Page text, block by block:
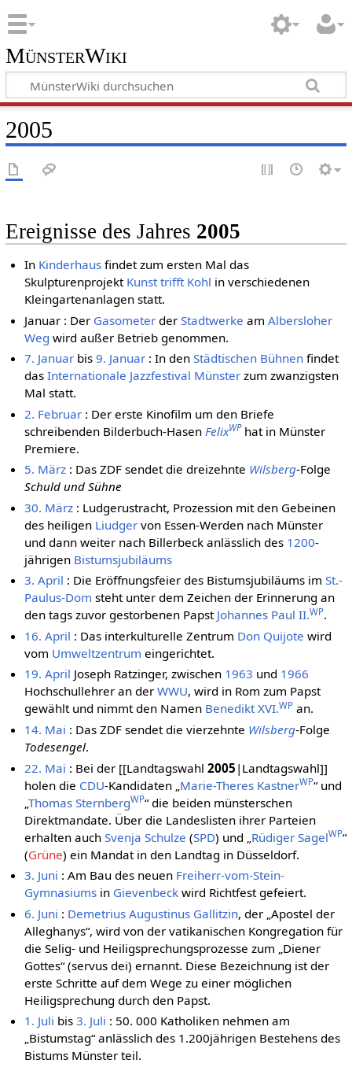
MünsterWiki
2005
Ereignisse des Jahres 2005
In Kinderhaus findet zum ersten Mal das
Skulpturenprojekt Kunst trifft Kohl in verschiedenen
Kleingartenanlagen statt.
Januar : Der Gasometer derStadtwerke amAlbersloher
Weg wird außer Betrieb genommen.
7. Januar bis9. Januar : In denStädtischen Bühnen findet
dasInternationale Jazzfestival Münster zum zwanzigsten
Mal statt.
2. Februar : Der erste Kinofilm um den Briefe
schreibenden Bilderbuch-Hasen FelixWPhat in Münster
Premiere.
5. März : Das ZDF sendet die dreizehnte Wilsberg-Folge
Schuld und Sühne
30. März : Ludgerustracht, Prozession mit den Gebeinen
des heiligen Liudger von Essen-Werden nach Münster
und dann weiter nach Billerbeck anlässlich des 1200-
jährigen Bistumsjubiläums
3. April : Die Eröffnungsfeier des Bistumsjubiläums imSt.-
Paulus-Dom steht unter dem Zeichen der Erinnerung an
den tags zuvor gestorbenen Papst Johannes Paul II.WP.
16. April : Das interkulturelle Zentrum Don Quijote wird
vom Umweltzentrum eingerichtet.
19. April Joseph Ratzinger, zwischen 1963 und 1966
Hochschullehrer an derWWU, wird in Rom zum Papst
gewählt und nimmt den Namen Benedikt XVI.WP an.
14. Mai : Das ZDF sendet die vierzehnte Wilsberg-Folge
Todesengel.
22. Mai : Bei der [[Landtagswahl2005 |Landtagswahl]]
holen die CDU-Kandidaten „ Marie-Theres KastnerWP“ und
„Thomas SternbergWP“ die beiden münsterschen
Direktmandate. Über die Landeslisten ihrer Parteien
erhalten auchSvenja Schulze (SPD) und „ Rüdiger SagelWP“
(Grüne) ein Mandat in den Landtag in Düsseldorf.
3. Juni : Am Bau des neuen Freiherr-vom-Stein-
Gymnasiums in Gievenbeck wird Richtfest gefeiert.
6. Juni : Demetrius Augustinus Gallitzin, der „Apostel der
Alleghanys“, wird von der vatikanischen Kongregation für
die Selig- und Heiligsprechungsprozesse zum „Diener
Gottes“ (servus dei) ernannt. Diese Bezeichnung ist der
erste Schritte auf dem Wege zu einer möglichen
Heiligsprechung durch den Papst.
1. Juli bis3. Juli : 50. 000 Katholiken nehmen am
„Bistumstag“ anlässlich des 1.200jährigen Bestehens des
Bistums Münster teil.